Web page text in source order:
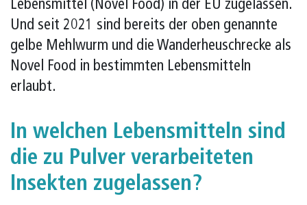
Lebensmittel (Novel Food) in der EU zugelassen.
Und seit 2021 sind bereits der oben genannte
gelbe Mehlwurm und die Wanderheuschrecke als
Novel Food in bestimmten Lebensmitteln
erlaubt.
In welchen Lebensmitteln sind
die zu Pulver verarbeiteten
Insekten zugelassen?